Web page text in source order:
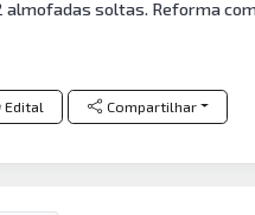
soltas. Reforma
Edital Compartilhar